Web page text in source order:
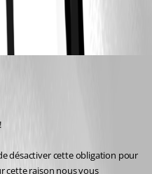
désactiver cette obligation pour
cette raison nous vous